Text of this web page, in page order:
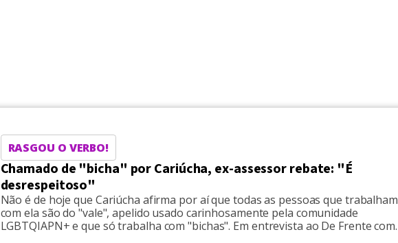
RASGOU O VERBO!
Chamado de "bicha" por Cariúcha, ex-assessor rebate: "É
desrespeitoso"
Não é de hoje que Cariúcha afirma por aí que todas as pessoas que trabalham
com ela são do "vale", apelido usado carinhosamente pela comunidade
LGBTQIAPN+ e que só trabalha com "bichas". Em entrevista ao De Frente com